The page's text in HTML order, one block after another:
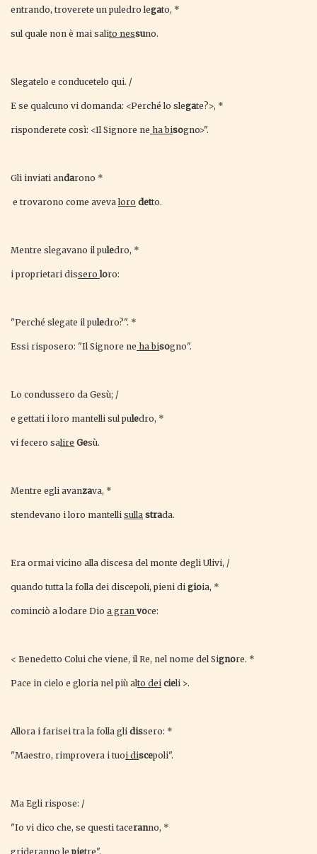
entrando, troverete un puledro legato, *
sul quale non è mai salito nessuno.
Slegatelo e conducetelo qui. /
E se qualcuno vi domanda: <Perché lo slegate?>, *
risponderete così: <Il Signore ne ha bisogno>".
Gli inviati andarono *
e trovarono come avevaloro detto.
Mentre slegavano il puledro, *
i proprietari dissero loro:
"Perché slegate il puledro?". *
Essi risposero: "Il Signore ne ha bisogno".
Lo condussero da Gesù; /
e gettati i loro mantelli sul puledro, *
vi fecero salire Gesù.
Mentre egli avanzava, *
stendevano i loro mantelli sulla strada.
Era ormai vicino alla discesa del monte degli Ulivi, /
quando tutta la folla dei discepoli, pieni di gioia, *
cominciò a lodare Dio a gran voce:
< Benedetto Colui che viene, il Re, nel nome del Signore. *
Pace in cielo e gloria nel più alto dei cieli >.
Allora i farisei tra la folla gli dissero: *
"Maestro, rimprovera i tuoi discepoli".
Ma Egli rispose: /
"Io vi dico che, se questi taceranno, *
grideranno le pietre".